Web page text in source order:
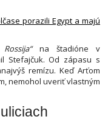
porazili Egypt a majú
na štadióne v
Stefajčuk. Od zápasu s
remízu. Keď Arťom
nemohol uveriť vlastným